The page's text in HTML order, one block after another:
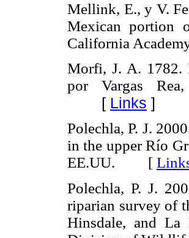
Mellink, E., y V.
Mexican portion
California
Morfi, J. A. 1782.
por Vargas
[ Links ]
Polechla, P. J.
in the upper Río
EE.UU. [
Polechla, P. J.
riparian survey of
Hinsdale, and La